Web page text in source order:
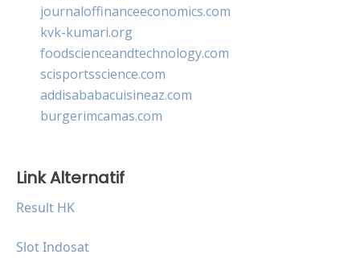
journaloffinanceeconomics.com
kvk-kumari.org
foodscienceandtechnology.com
scisportsscience.com
addisababacuisineaz.com
burgerimcamas.com
Link Alternatif
Result HK
Slot Indosat